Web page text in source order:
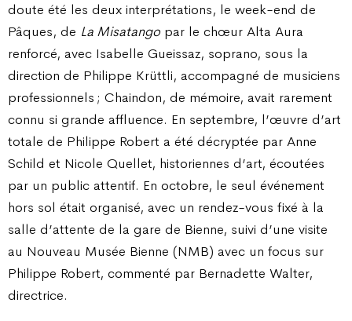
doute été les deux interprétations, le week-end de
Pâques, de La Misatango par le chœur Alta Aura
renforcé, avec Isabelle Gueissaz, soprano, sous la
direction de Philippe Krüttli, accompagné de musiciens
professionnels ; Chaindon, de mémoire, avait rarement
connu si grande affluence. En septembre, l’œuvre d’art
totale de Philippe Robert a été décryptée par Anne
Schild et Nicole Quellet, historiennes d’art, écoutées
par un public attentif. En octobre, le seul événement
hors sol était organisé, avec un rendez-vous fixé à la
salle d’attente de la gare de Bienne, suivi d’une visite
au Nouveau Musée Bienne (NMB) avec un focus sur
Philippe Robert, commenté par Bernadette Walter,
directrice.